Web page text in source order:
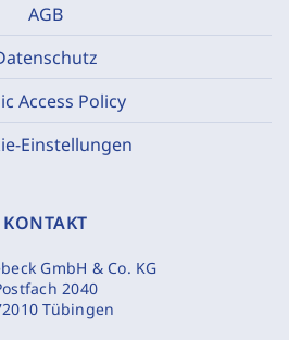
AGB
Access Policy
Einstellungen
KONTAKT
GmbH & Co. KG
2040
Tübingen